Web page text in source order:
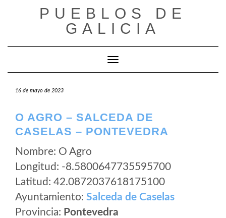
PUEBLOS DE
GALICIA
Cambiar modo de navegación
16 de mayo de 2023
O AGRO – SALCEDA DE
CASELAS – PONTEVEDRA
Nombre: O Agro
Longitud: -8.5800647735595700
Latitud: 42.0872037618175100
Ayuntamiento: Salceda de Caselas
Provincia: Pontevedra